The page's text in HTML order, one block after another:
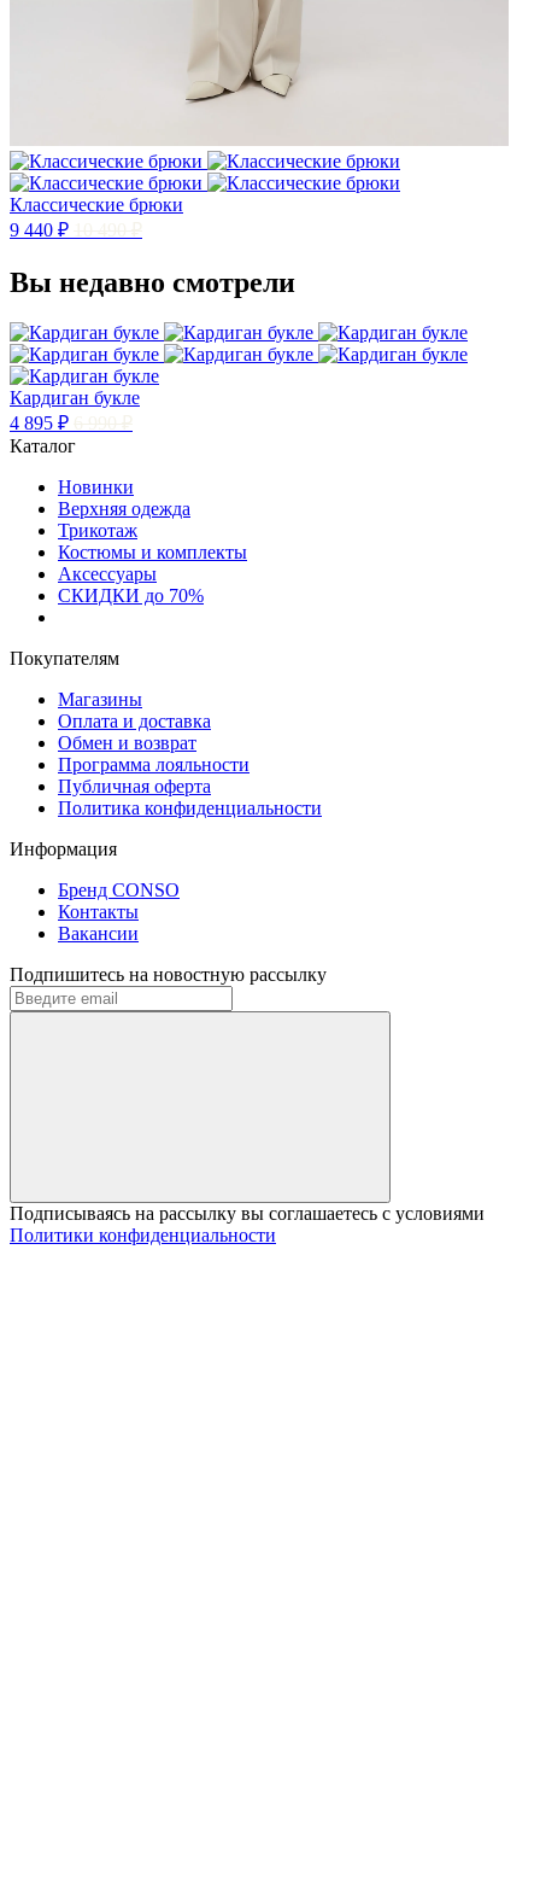
Классические брюки
9 440 ₽
Вы недавно смотрели
Кардиган букле
4 895 ₽
Каталог
Новинки
Верхняя одежда
Трикотаж
Костюмы и комплекты
Аксессуары
СКИДКИ до 70%
Покупателям
Магазины
Оплата и доставка
Обмен и возврат
Программа лояльности
Публичная оферта
Политика конфиденциальности
Информация
Бренд CONSO
Контакты
Вакансии
Подпишитесь на новостную рассылку
Подписываясь на рассылку вы соглашаетесь с условиями
Политики конфиденциальности